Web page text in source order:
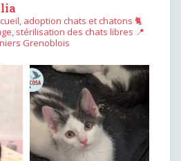
adoption chats et chatons 🐈
stérilisation des chats libres 📍
Grenoblois